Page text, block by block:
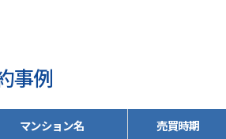
事例
マンション名 売買時期